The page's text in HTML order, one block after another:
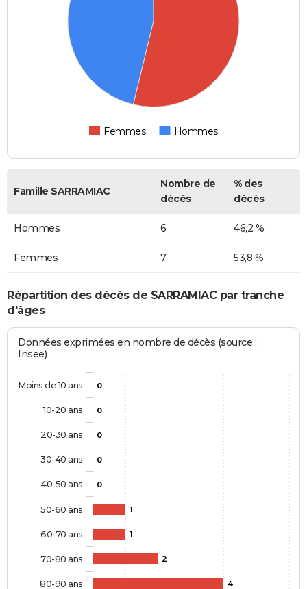
Femmes Hommes
Famille SARRAMIAC
Nombre de
décès
% des
décès
Hommes 6 46,2 %
Femmes 7 53,8 %
Répartition des décès de SARRAMIAC par tranche
d'âges
Données exprimées en nombre de décès (source :
Insee)
0
0
0
0
0
1
1
2
4
Moins de 10 ans
10-20 ans
20-30 ans
30-40 ans
40-50 ans
50-60 ans
60-70 ans
70-80 ans
80-90 ans